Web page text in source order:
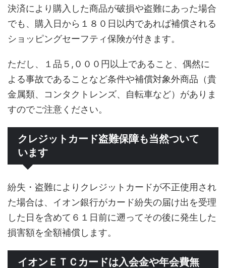
決済により購入した商品が破損や盗難にあった場合
でも、購入日から１８０日以内であれば補償される
ショッピングセーフティ保険が付きます。
ただし、１品５,０００円以上であること、偶然に
よる事故であることなど条件や補償対象外商品（貴
金属類、コンタクトレンズ、自転車など）がありま
すのでご注意ください。
クレジットカード盗難保障も当然ついて
います
紛失・盗難によりクレジットカードが不正使用され
た場合は、イオン銀行がカード紛失の届け出を受理
した日を含めて６１日前に遡ってその後に発生した
損害額を全額補償します。
イオンＥＴＣカードは入会金や年会費無